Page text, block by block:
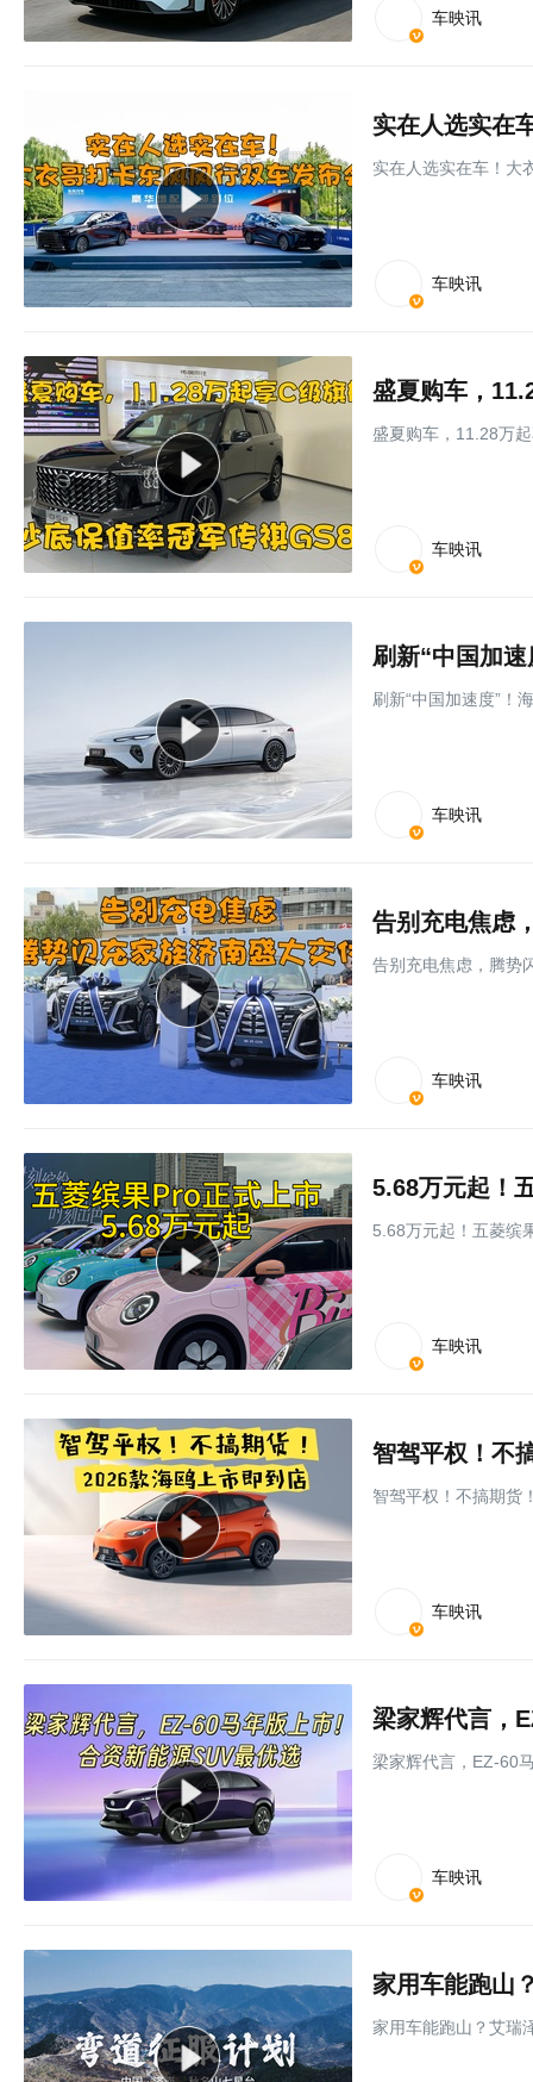
车映讯
实在人选实在
实在人选实在车！大
车映讯
盛夏购车，
盛夏购车，11.28万
车映讯
刷新“中国加速度”！
车映讯
告别充电焦虑
告别充电焦虑，腾势
车映讯
5.68万元起！
5.68万元起！五菱缤
车映讯
智驾平权！不
智驾平权！不搞期货
车映讯
梁家辉代言，
梁家辉代言，EZ-60
车映讯
家用车能跑山
家用车能跑山？艾瑞